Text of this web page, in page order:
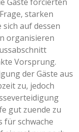
starken
auf dessen
organisieren
Vorsprung.
der Gäste aus
zu, jedoch
gut zuende zu
für schwache